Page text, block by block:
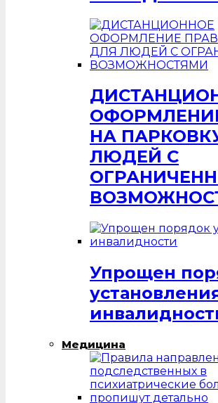
НА
ЛЮДЕЙ С
Упрощен
Медицина